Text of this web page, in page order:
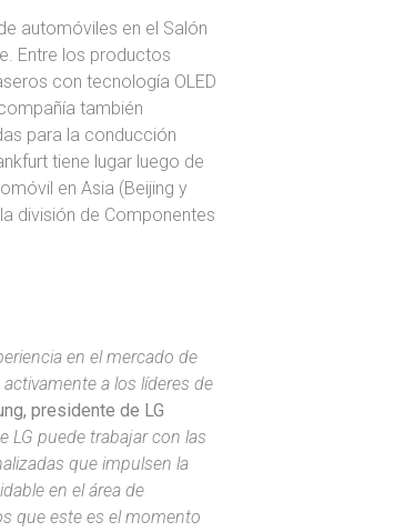
automóviles en el Salón
Entre los productos
con tecnología OLED
también
para la conducción
tiene lugar luego de
en Asia (Beijing y
división de Componentes
en el mercado de
a los líderes de
presidente de LG
LG puede trabajar con las
que impulsen la
en el área de
que este es el momento